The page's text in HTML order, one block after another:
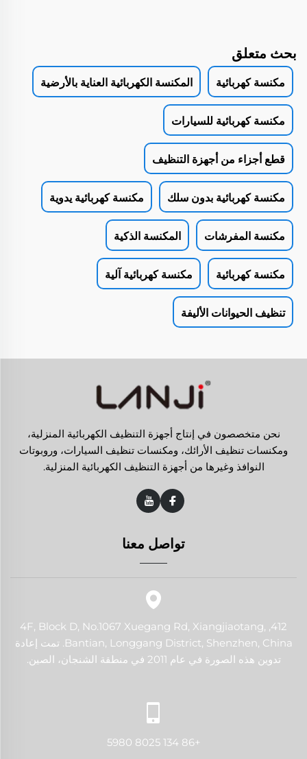
بحث متعلق
مكنسة كهربائية المكنسة الكهربائية العناية بالأرضية
مكنسة كهربائية للسيارات
قطع أجزاء من أجهزة التنظيف
مكنسة كهربائية بدون سلك مكنسة كهربائية يدوية
مكنسة المفرشات المكنسة الذكية
مكنسة كهربائية مكنسة كهربائية آلية
تنظيف الحيوانات الأليفة
نحن متخصصون في إنتاج أجهزة التنظيف الكهربائية المنزلية،
ومكنسات تنظيف الأرائك، ومكنسات تنظيف السيارات، وروبوتات
النوافذ وغيرها من أجهزة التنظيف الكهربائية المنزلية.
تواصل معنا
412, 4F, Block D, No.1067 Xuegang Rd, Xiangjiaotang,
Bantian, Longgang District, Shenzhen, China. تمت إعادة
تدوين هذه الصورة في عام 2011 في منطقة الشنجان، الصين.
+86 134 8025 5980